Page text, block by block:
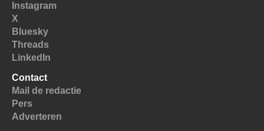
Instagram
X
Bluesky
Threads
LinkedIn
Contact
Mail de redactie
Pers
Adverteren